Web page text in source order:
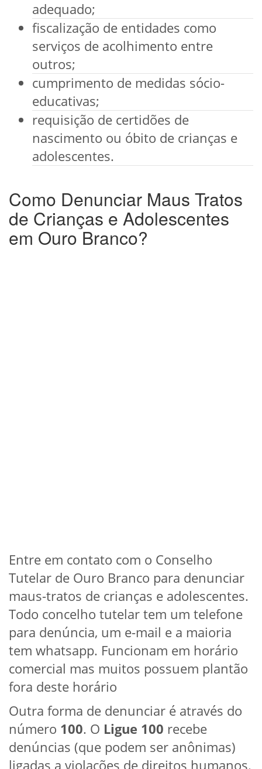
adequado;
fiscalização de entidades como
serviços de acolhimento entre
outros;
cumprimento de medidas sócio-
educativas;
requisição de certidões de
nascimento ou óbito de crianças e
adolescentes.
Como Denunciar Maus Tratos
de Crianças e Adolescentes
em Ouro Branco?
Entre em contato com o Conselho
Tutelar de Ouro Branco para denunciar
maus-tratos de crianças e adolescentes.
Todo concelho tutelar tem um telefone
para denúncia, um e-mail e a maioria
tem whatsapp. Funcionam em horário
comercial mas muitos possuem plantão
fora deste horário
Outra forma de denunciar é através do
número 100. O Ligue 100 recebe
denúncias (que podem ser anônimas)
ligadas a violações de direitos humanos.